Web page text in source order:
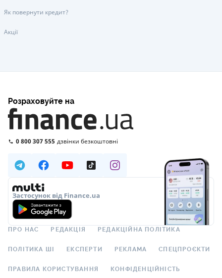
Як повернути кредит?
Акції
Розраховуйте на
0 800 307 555 дзвінки безкоштовні
Застосунок від Finance.ua
ПРО НАС РЕДАКЦІЯ РЕДАКЦІЙНА ПОЛІТИКА
ПОЛІТИКА ШІ ЕКСПЕРТИ РЕКЛАМА СПЕЦПРОЄКТИ
ПРАВИЛА КОРИСТУВАННЯ КОНФІДЕНЦІЙНІСТЬ